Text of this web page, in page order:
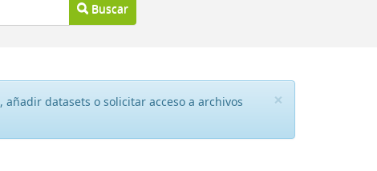
Buscar
×
datasets o solicitar acceso a archivos